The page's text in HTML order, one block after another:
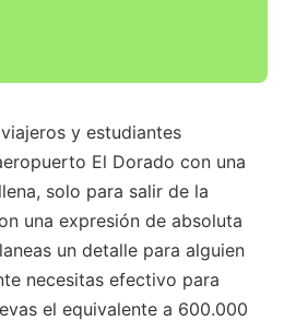
y estudiantes
El Dorado con una
solo para salir de la
una expresión de absoluta
un detalle para alguien
necesitas efectivo para
el equivalente a 600.000